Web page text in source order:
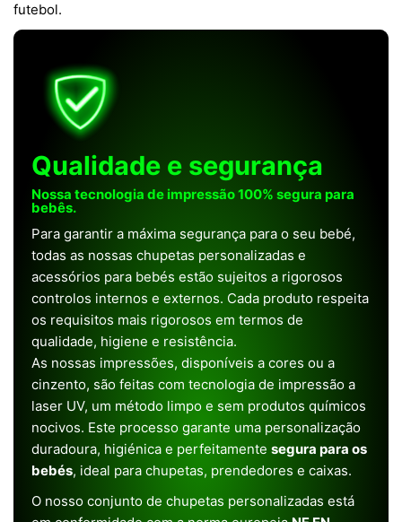
futebol.
Qualidade e segurança
Nossa tecnologia de impressão 100% segura para
bebês.
Para garantir a máxima segurança para o seu bebé,
todas as nossas chupetas personalizadas e
acessórios para bebés estão sujeitos a rigorosos
controlos internos e externos. Cada produto respeita
os requisitos mais rigorosos em termos de
qualidade, higiene e resistência.
As nossas impressões, disponíveis a cores ou a
cinzento, são feitas com tecnologia de impressão a
laser UV, um método limpo e sem produtos químicos
nocivos. Este processo garante uma personalização
duradoura, higiénica e perfeitamente segura para os
bebés, ideal para chupetas, prendedores e caixas.
O nosso conjunto de chupetas personalizadas está